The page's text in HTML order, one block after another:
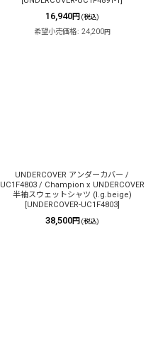
16,940円 (税込)
希望小売価格: 24,200円
UNDERCOVER アンダーカバー /
UC1F4803 / Champion x UNDERCOVER
半袖スウェットシャツ (l.g.beige)
UNDERCOVER-UC1F4803]
38,500円 (税込)